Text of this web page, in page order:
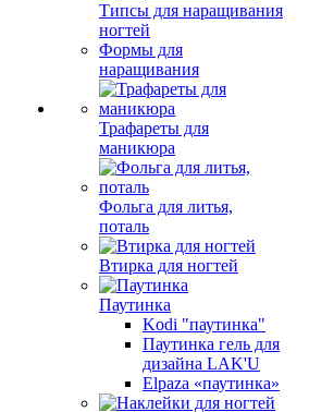
Типсы для наращивания
ногтей
Формы для
наращивания
Трафареты для
маникюра
Фольга для литья,
поталь
Втирка для ногтей
Паутинка
Kodi "паутинка"
Паутинка гель для
дизайна LAK'U
Elpaza «паутинка»